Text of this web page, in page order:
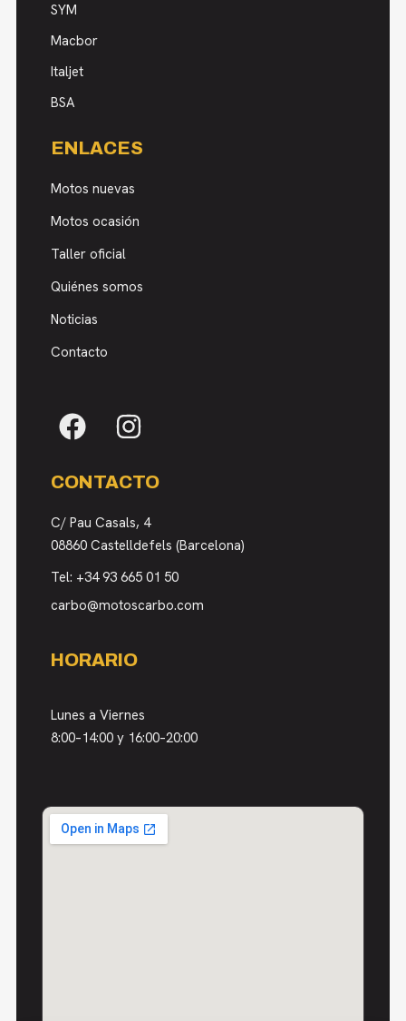
SYM
Macbor
Italjet
BSA
ENLACES
Motos nuevas
Motos ocasión
Taller oficial
Quiénes somos
Noticias
Contacto
CONTACTO
C/ Pau Casals, 4
08860 Castelldefels (Barcelona)
Tel: +34 93 665 01 50
carbo@motoscarbo.com
HORARIO
Lunes a Viernes
8:00–14:00 y 16:00–20:00